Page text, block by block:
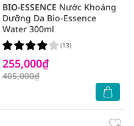
BIO-ESSENCE Nước Khoáng
Dưỡng Da Bio-Essence
Water 300ml
255,000₫
405,000₫
(13)